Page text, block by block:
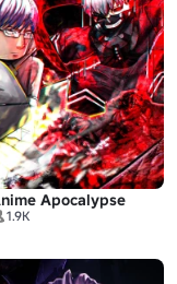
Apocalypse
1.9K